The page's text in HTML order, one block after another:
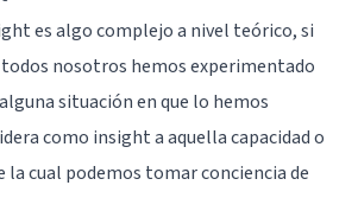
es algo complejo a nivel teórico, si
nosotros hemos experimentado
situación en que lo hemos
como insight a aquella capacidad o
la cual podemos tomar conciencia de